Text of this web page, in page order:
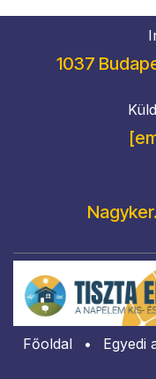
1037
Főoldal • Egyedi